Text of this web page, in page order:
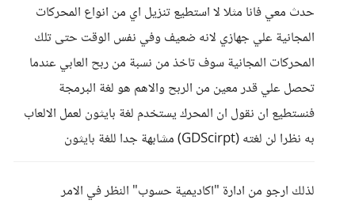
حدث معي فانا مثلا لا استطيع تنزيل اي من انواع المحركات
المجانية علي جهازي لانه ضعيف وفي نفس الوقت حتى تلك
المحركات المجانية سوف تاخذ من نسبة من ربح العابي عندما
تحصل علي قدر معين من الربح والاهم هو لغة البرمجة
فنستطيع ان نقول ان المحرك يستخدم لغة بايثون لعمل الالعاب
به نظرا لن لغته (GDScirpt) مشابهة جدا للغة بايثون
لذلك ارجو من ادارة "اكاديمية حسوب" النظر في الامر